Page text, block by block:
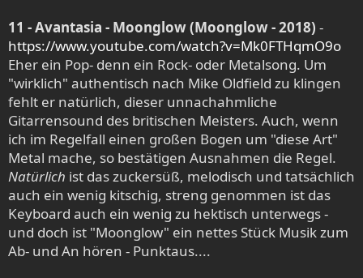
11 - Avantasia - Moonglow (Moonglow - 2018) -
https://www.youtube.com/watch?v=Mk0FTHqmO9o
Eher ein Pop- denn ein Rock- oder Metalsong. Um
"wirklich" authentisch nach Mike Oldfield zu klingen
fehlt er natürlich, dieser unnachahmliche
Gitarrensound des britischen Meisters. Auch, wenn
ich im Regelfall einen großen Bogen um "diese Art"
Metal mache, so bestätigen Ausnahmen die Regel.
Natürlich ist das zuckersüß, melodisch und tatsächlich
auch ein wenig kitschig, streng genommen ist das
Keyboard auch ein wenig zu hektisch unterwegs -
und doch ist "Moonglow" ein nettes Stück Musik zum
Ab- und An hören - Punktaus....